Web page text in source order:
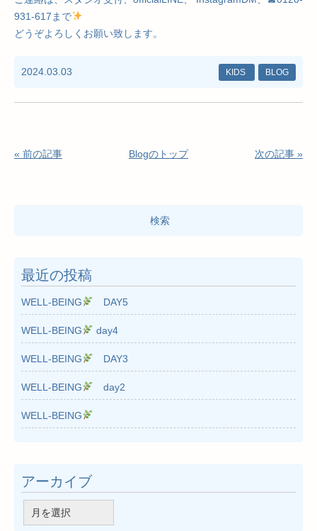
931-617まで
どうぞよろしくお願い致します。
2024.03.03 KIDS BLOG
« 前の記事 Blogのトップ 次の記事 »
最近の投稿
WELL-BEING DAY5
WELL-BEING day4
WELL-BEING DAY3
WELL-BEING day2
WELL-BEING
アーカイブ
ー